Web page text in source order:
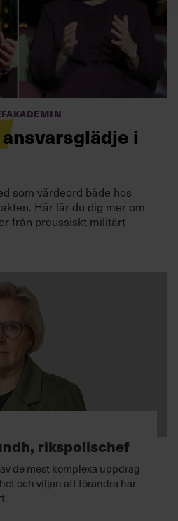
Logga in
i
som värdeord både hos
Här lär du dig mer om
från preussiskt militärt
rikspolischef
de mest komplexa uppdrag
och viljan att förändra har